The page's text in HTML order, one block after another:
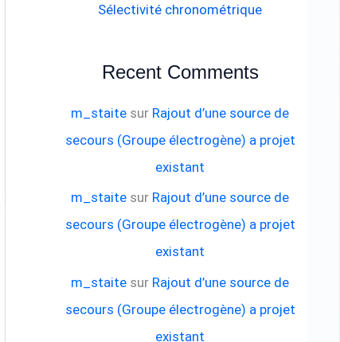
Sélectivité chronométrique
Recent Comments
m_staite sur Rajout d’une source de
secours (Groupe électrogène) a projet
existant
m_staite sur Rajout d’une source de
secours (Groupe électrogène) a projet
existant
m_staite sur Rajout d’une source de
secours (Groupe électrogène) a projet
existant